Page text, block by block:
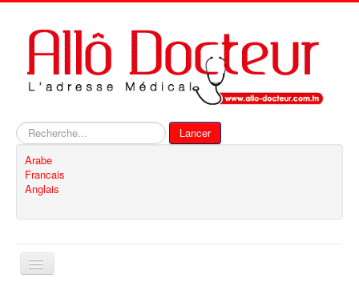
Rechercher
Lancer
Arabe
Francais
Anglais
Basculer